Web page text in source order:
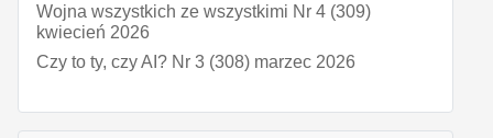
Wojna wszystkich ze wszystkimi Nr 4 (309)
kwiecień 2026
Czy to ty, czy AI? Nr 3 (308) marzec 2026